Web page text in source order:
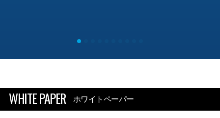
WHITE PAPER ホワイトペーパー